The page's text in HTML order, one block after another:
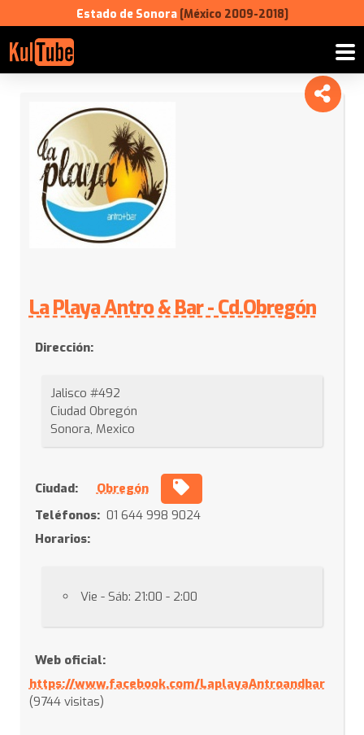
Estado de Sonora [México 2009-2018]
Cd.Obregón
La Playa Antro & Bar - Cd.Obregón
Dirección:
Jalisco #492
Ciudad Obregón
Sonora, Mexico
Ciudad:
Obregón
Teléfonos: 01 644 998 9024
Horarios:
Vie - Sáb: 21:00 - 2:00
Web oficial:
https://www.facebook.com/LaplayaAntroandbar
(9744 visitas)